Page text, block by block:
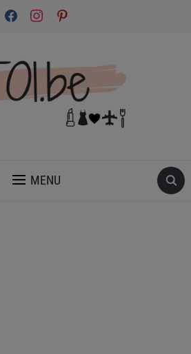
facebookinstagrampinterest
MENU